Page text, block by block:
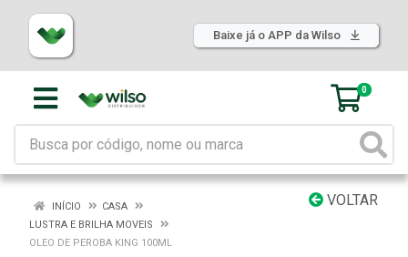
Baixe já o APP da Wilso
0
VOLTAR
INÍCIO
CASA
LUSTRA E BRILHA MOVEIS
OLEO DE PEROBA KING 100ML